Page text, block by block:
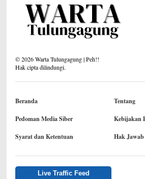
©2026Warta Tulungagung | Peh!!
Hak cipta dilindungi.
Beranda Tentang
Pedoman Media Siber Kebijakan
Syarat dan Ketentuan Hak Jawab
Live Traffic Feed